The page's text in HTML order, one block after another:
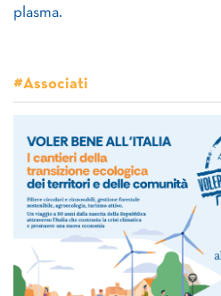
plasma.
#Associati